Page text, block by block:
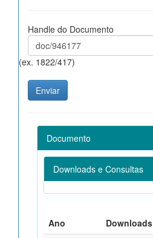
Handle do Documento
(ex. 1822/417)
Documento
Downloads e Consultas
Ano Downloads